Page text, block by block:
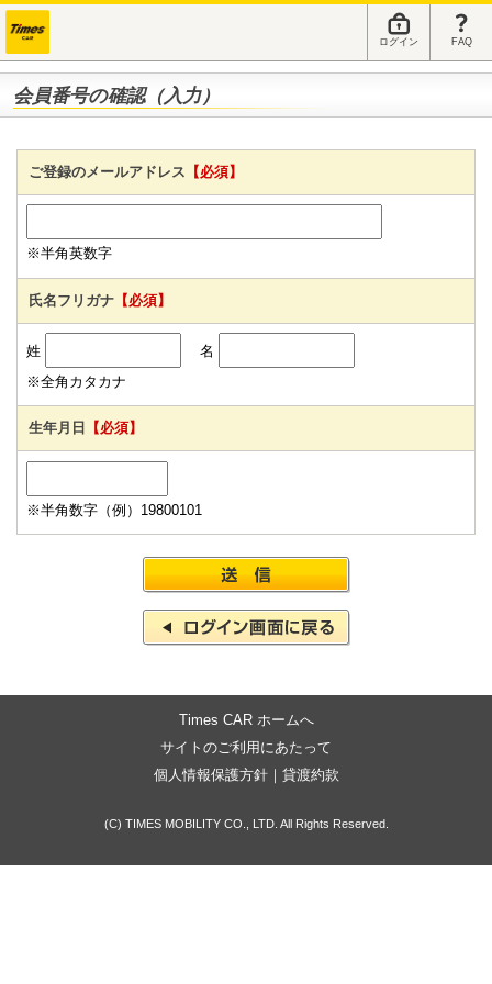
ログイン FAQ
会員番号の確認（入力）
ご登録のメールアドレス 【必須】
※半角英数字
氏名フリガナ 【必須】
姓
名
※全角カタカナ
生年月日 【必須】
※半角数字（例）19800101
Times CAR ホームへ
サイトのご利用にあたって
個人情報保護方針｜ 貸渡約款
(C) TIMES MOBILITY CO., LTD. All Rights Reserved.